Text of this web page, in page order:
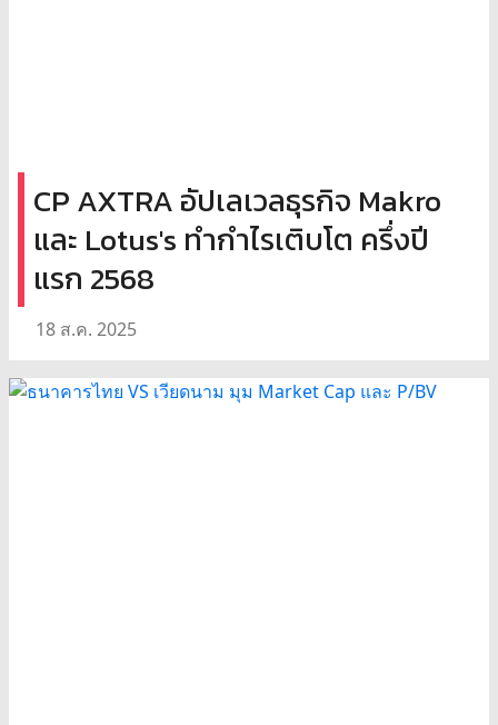
CP AXTRA อัปเลเวลธุรกิจ Makro
และ Lotus's ทำกำไรเติบโต ครึ่งปี
แรก 2568
18 ส.ค. 2025